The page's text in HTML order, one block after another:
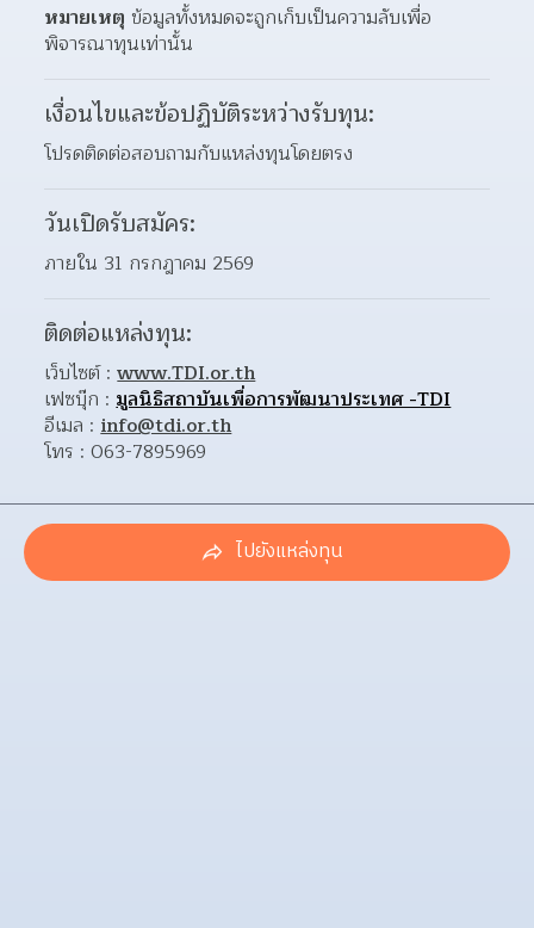
หมายเหตุ ข้อมูลทั้งหมดจะถูกเก็บเป็นความลับเพื่อ
พิจารณาทุนเท่านั้น
เงื่อนไขและข้อปฏิบัติระหว่างรับทุน:
โปรดติดต่อสอบถามกับแหล่งทุนโดยตรง
วันเปิดรับสมัคร:
ภายใน 31 กรกฎาคม 2569
ติดต่อแหล่งทุน:
เว็บไซต์ : www.TDI.or.th
เฟซบุ๊ก : มูลนิธิสถาบันเพื่อการพัฒนาประเทศ -TDI
อีเมล : info@tdi.or.th
โทร : 063-7895969
ไปยังแหล่งทุน